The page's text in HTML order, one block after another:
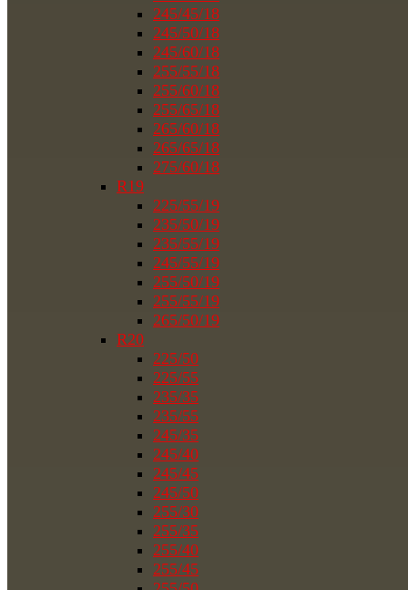
245/45/18
245/50/18
245/60/18
255/55/18
255/60/18
255/65/18
265/60/18
265/65/18
275/60/18
R19
225/55/19
235/50/19
235/55/19
245/55/19
255/50/19
255/55/19
265/50/19
R20
225/50
225/55
235/35
235/55
245/35
245/40
245/45
245/50
255/30
255/35
255/40
255/45